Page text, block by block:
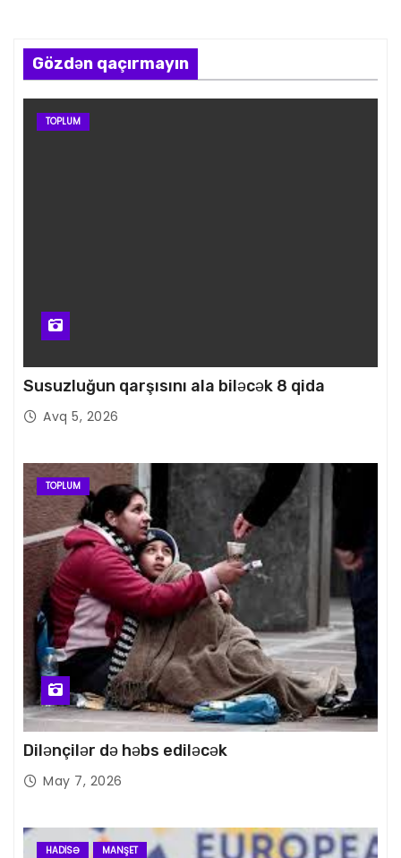
Gözdən qaçırmayın
TOPLUM
Susuzluğun qarşısını ala biləcək 8 qida
Avq 5, 2026
TOPLUM
Dilənçilər də həbs ediləcək
May 7, 2026
HADISƏ MANŞET